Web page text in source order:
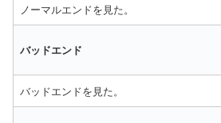
ノーマルエンドを見た。
バッドエンド
バッドエンドを見た。